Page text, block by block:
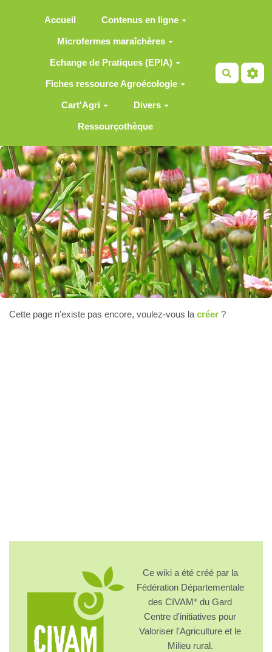
Accueil Contenus en ligne
Microfermes maraîchères
Echange de Pratiques (EPIA)
Fiches ressource Agroécologie
Cart'Agri Divers
Ressourçothèque
Cette page n'existe pas encore, voulez-vous la créer ?
Ce wiki a été créé par la
Fédération Départementale
des CIVAM* du Gard
Centre d'initiatives pour
Valoriser l'Agriculture et le
Milieu rural.